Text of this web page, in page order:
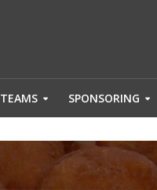
TEAMS SPONSORING